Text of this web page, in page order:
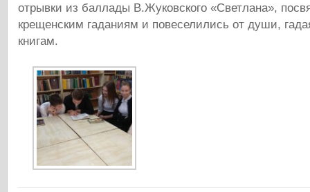
отрывки из баллады В.Жуковского «Светлана»,
крещенским гаданиям и повеселились от души,
книгам.